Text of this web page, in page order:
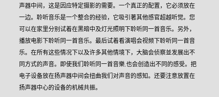
声器中间，这是因应特定摄影的需要。一个真正的配置，它必须放在
一边。 聆听音乐是一个整合的经验，它吸引著其他感官超越听觉。您
可以在家里分别试着在黑暗中及灯光照明下聆听同一首音乐。另外，
播放电影下聆听同一首音乐。最后试着看演唱会视频下聆听同一首音
乐。 在所有这些情况下以及许多其他情境下，大脑会侦察並发展出不
同方式的声音。即使我们聆听同一首音樂,也会创造出不同的感受。把
电子设备放在扬声器中间会扭曲我们对声音的感知。还要注意放置在
扬声器中心的设备的机械共振。